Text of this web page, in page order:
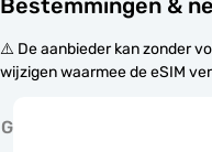
Bestemmingen &
⚠️ De aanbieder kan zonder
wijzigen waarmee de eSIM
G